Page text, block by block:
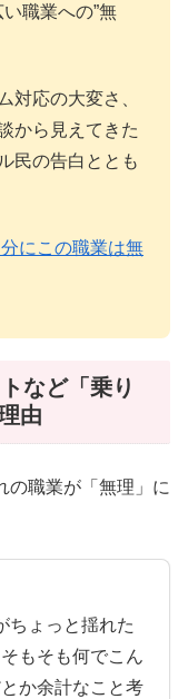
職業への”無
対応の大変さ、
から見えてきた
民の告白ととも
にこの職業は無
など「乗り
由
の職業が「無理」に
ちょっと揺れた
もそも何でこん
か余計なこと考